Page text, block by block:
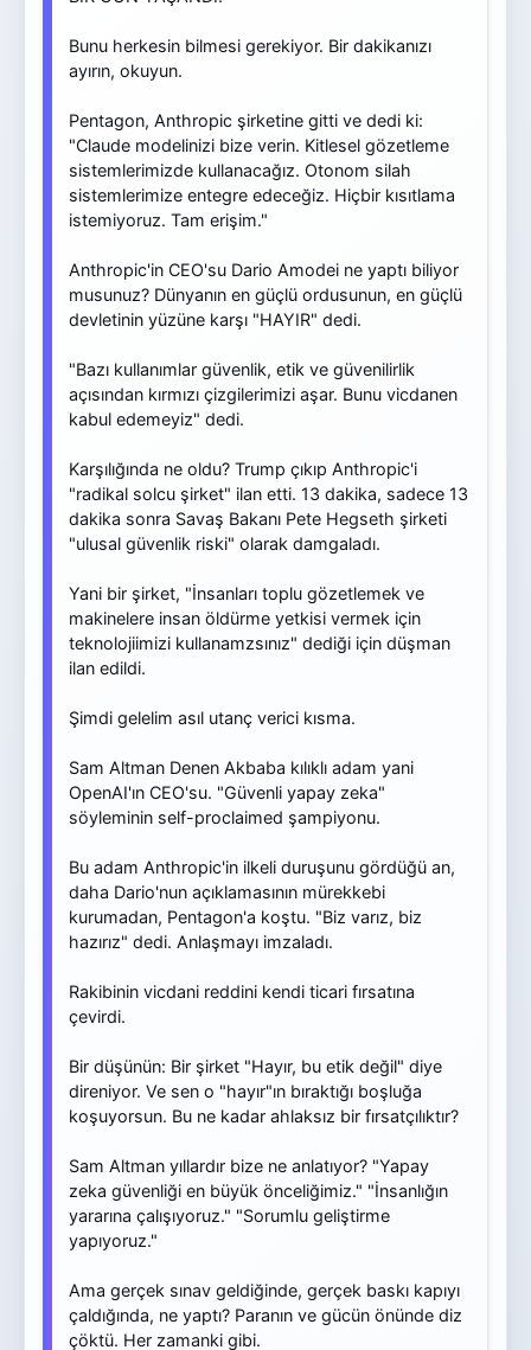
Bunu herkesin bilmesi gerekiyor. Bir dakikanızı
ayırın, okuyun.
Pentagon, Anthropic şirketine gitti ve dedi ki:
"Claude modelinizi bize verin. Kitlesel gözetleme
sistemlerimizde kullanacağız. Otonom silah
sistemlerimize entegre edeceğiz. Hiçbir kısıtlama
istemiyoruz. Tam erişim."
Anthropic'in CEO'su Dario Amodei ne yaptı biliyor
musunuz? Dünyanın en güçlü ordusunun, en güçlü
devletinin yüzüne karşı "HAYIR" dedi.
"Bazı kullanımlar güvenlik, etik ve güvenilirlik
açısından kırmızı çizgilerimizi aşar. Bunu vicdanen
kabul edemeyiz" dedi.
Karşılığında ne oldu? Trump çıkıp Anthropic'i
"radikal solcu şirket" ilan etti. 13 dakika, sadece 13
dakika sonra Savaş Bakanı Pete Hegseth şirketi
"ulusal güvenlik riski" olarak damgaladı.
Yani bir şirket, "İnsanları toplu gözetlemek ve
makinelere insan öldürme yetkisi vermek için
teknolojiimizi kullanamzsınız" dediği için düşman
ilan edildi.
Şimdi gelelim asıl utanç verici kısma.
Sam Altman Denen Akbaba kılıklı adam yani
OpenAI'ın CEO'su. "Güvenli yapay zeka"
söyleminin self-proclaimed şampiyonu.
Bu adam Anthropic'in ilkeli duruşunu gördüğü an,
daha Dario'nun açıklamasının mürekkebi
kurumadan, Pentagon'a koştu. "Biz varız, biz
hazırız" dedi. Anlaşmayı imzaladı.
Rakibinin vicdani reddini kendi ticari fırsatına
çevirdi.
Bir düşünün: Bir şirket "Hayır, bu etik değil" diye
direniyor. Ve sen o "hayır"ın bıraktığı boşluğa
koşuyorsun. Bu ne kadar ahlaksız bir fırsatçılıktır?
Sam Altman yıllardır bize ne anlatıyor? "Yapay
zeka güvenliği en büyük önceliğimiz." "İnsanlığın
yararına çalışıyoruz." "Sorumlu geliştirme
yapıyoruz."
Ama gerçek sınav geldiğinde, gerçek baskı kapıyı
çaldığında, ne yaptı? Paranın ve gücün önünde diz
çöktü. Her zamanki gibi.